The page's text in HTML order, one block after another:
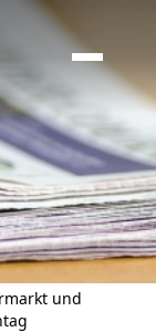
und